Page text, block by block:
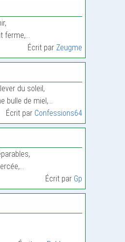
ferme,…
Écrit par Zeugme
du soleil,
bulle de miel,…
Écrit par Confessions64
Écrit par Gp